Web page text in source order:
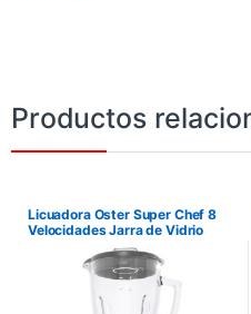
Productos
Licuadora Oster Super Chef 8
Velocidades Jarra de Vidrio